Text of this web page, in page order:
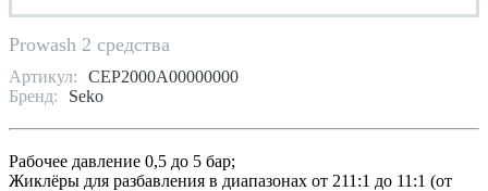
Prowash 2 средства
Артикул:
CEP2000A00000000
Бренд:
Seko
Рабочее давление 0,5 до 5 бар;
Жиклёры для разбавления в диапазонах от 211:1 до 11:1 (от